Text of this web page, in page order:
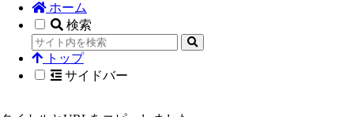
ホーム
検索
トップ
サイドバー